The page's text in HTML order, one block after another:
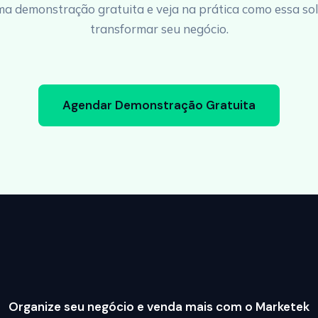
demonstração gratuita e veja na prática como essa
transformar seu negócio.
Agendar Demonstração Gratuita
Organize seu negócio e venda mais com o Marketek